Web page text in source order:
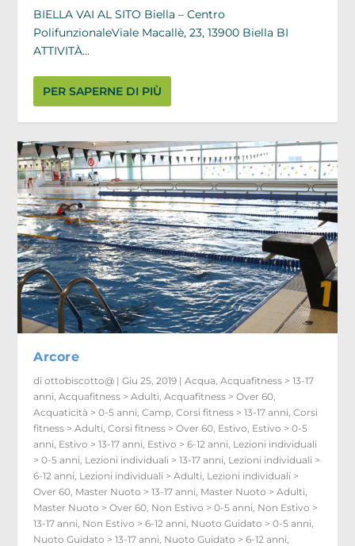
BIELLA VAI AL SITO Biella – Centro
PolifunzionaleViale Macallè, 23, 13900 Biella BI
ATTIVITÀ...
PER SAPERNE DI PIÙ
Arcore
diottobiscotto@ |Giu 25, 2019 |Acqua ,Acquafitness > 13-17
anni ,Acquafitness > Adulti ,Acquafitness > Over 60
Acquaticità > 0-5 anni ,Camp ,Corsi fitness > 13-17 anni ,Corsi
fitness > Adulti ,Corsi fitness > Over 60 Estivo Estivo > 0-5
anni Estivo > 13-17 anni Estivo > 6-12 anni Lezioni individuali
> 0-5 anni Lezioni individuali > 13-17 anni Lezioni individuali >
6-12 anni Lezioni individuali > Adulti Lezioni individuali >
Over 60 Master Nuoto > 13-17 anni Master Nuoto > Adulti
Master Nuoto > Over 60 Non Estivo > 0-5 anni Non Estivo >
13-17 anni Non Estivo > 6-12 anni Nuoto Guidato > 0-5 anni
Nuoto Guidato > 13-17 anni Nuoto Guidato > 6-12 anni